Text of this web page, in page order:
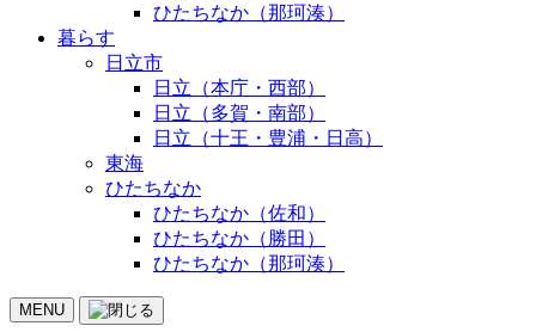
ひたちなか（那珂湊）
暮らす
日立市
日立（本庁・西部）
日立（多賀・南部）
日立（十王・豊浦・日高）
東海
ひたちなか
ひたちなか（佐和）
ひたちなか（勝田）
ひたちなか（那珂湊）
MENU